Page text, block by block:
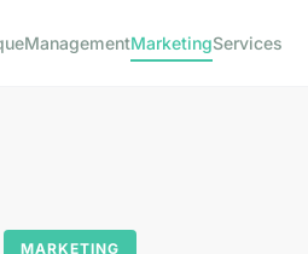
ManagementMarketingServices
MARKETING